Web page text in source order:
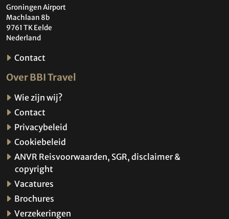
Groningen Airport
Machlaan 8b
9761 TK Eelde
Nederland
Contact
Over BBI Travel
Wie zijn wij?
Contact
Privacybeleid
Cookiebeleid
ANVR Reisvoorwaarden, SGR, disclaimer &
copyright
Vacatures
Brochures
Verzekeringen